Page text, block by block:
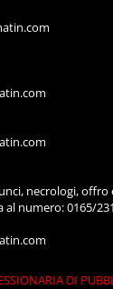
necrologi, offro
numero: 0165/
DI